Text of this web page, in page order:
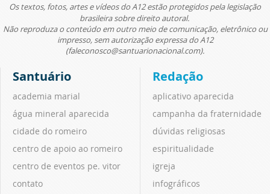
Os textos, fotos, artes e vídeos do A12 estão protegidos pela legislação
brasileira sobre direito autoral.
Não reproduza o conteúdo em outro meio de comunicação, eletrônico ou
impresso, sem autorização expressa do A12
(faleconosco@santuarionacional.com).
Santuário
academia marial
água mineral aparecida
cidade do romeiro
centro de apoio ao romeiro
centro de eventos pe. vitor
contato
Redação
aplicativo aparecida
campanha da fraternidade
dúvidas religiosas
espiritualidade
igreja
infográficos